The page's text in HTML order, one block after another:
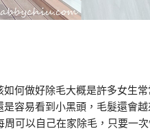
何做好除毛大概是許多女生
容易看到小黑頭，毛髮還會
周可以自己在家除毛，只要一